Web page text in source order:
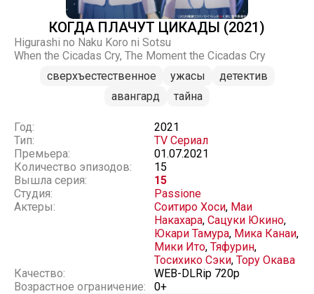
КОГДА ПЛАЧУТ ЦИКАДЫ (2021)
Higurashi no Naku Koro ni Sotsu
When the Cicadas Cry, The Moment the Cicadas Cry
сверхъестественное
ужасы
детектив
авангард
тайна
Год:
2021
Тип:
TV Сериал
Премьера:
01.07.2021
Количество эпизодов:
15
Вышла серия:
15
Студия:
Passione
Актеры:
Соитиро Хоси, Маи
Накахара, Сацуки Юкино,
Юкари Тамура, Мика Канаи,
Мики Ито, Тяфурин,
Тосихико Сэки, Тору Окава
Качество:
WEB-DLRip 720p
Возрастное ограничение:
0+